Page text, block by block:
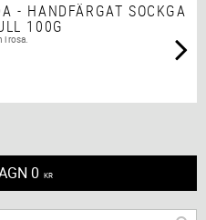
- HANDFÄRGAT SOCKGA
100G
i rosa.
0 KR